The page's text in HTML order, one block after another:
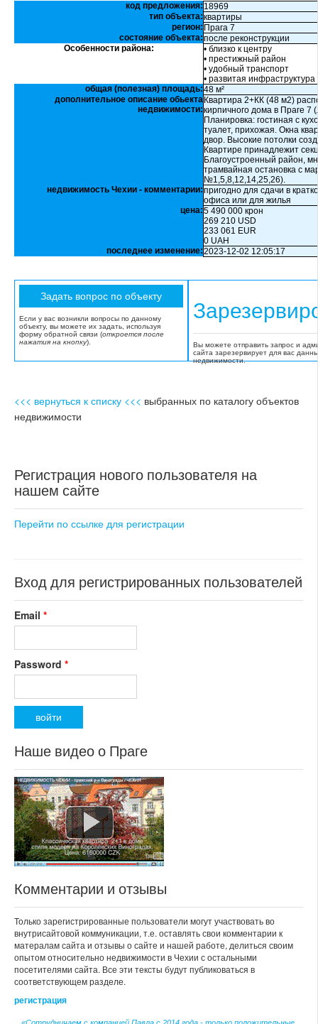
код предложения: 18969
тип объекта:квартиры
регион: Прага 7
состояние объекта:после реконструкции
Особенности района:
• близко к центру
• престижный район
• удобный транспорт
• развитая инфраструктура
общая (полезная) площадь:48 м²
дополнительное описание обьекта
недвижимости:
Квартира 2+КК (48 м2)
кирпичного дома в Праге 7
Планировка: гостиная с
туалет, прихожая. Окна
двор. Высокие потолки
Квартире принадлежит
Благоустроенный район,
трамвайная остановка с
№1,5,8,12,14,25,26).
недвижимость Чехии - комментарии:пригодно для сдачи в
офиса или для жилья
цена:5 490 000 крон
269 210 USD
233 061 EUR
0 UAH
последнее изменение:2023-12-02 12:05:17
Если у вас возникли вопросы по данному
объекту, вы можете их задать, используя
форму обратной связи (откроется после
нажатия на кнопку).
Вы можете отправить запрос и
сайта зарезервирует для вас
недвижимости.
<<< вернуться к списку <<< выбранных по каталогу объектов
недвижимости
Регистрация нового пользователя на
нашем сайте
Перейти по ссылке для регистрации
Вход для регистрированных пользователей
Email *
Password *
Наше видео о Праге
Комментарии и отзывы
Только зарегистрированные пользователи могут участвовать во
внутрисайтовой коммуникации, т.е. оставлять свои комментарии к
матералам сайта и отзывы о сайте и нашей работе, делиться своим
опытом относительно недвижимости в Чехии с остальными
посетителями сайта. Все эти тексты будут публиковаться в
соответствующем разделе.
регистрация